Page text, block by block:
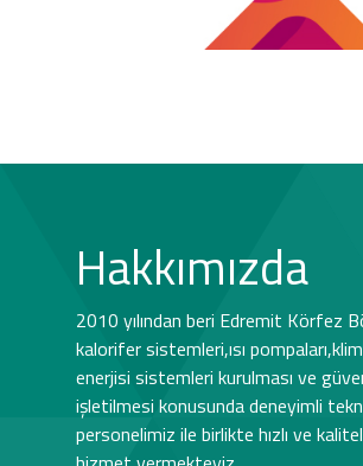
Hakkımızda
2010 yılından beri Edremit Körfez
kalorifer sistemleri,ısı
enerjisi sistemleri kurulması ve
işletilmesi konusunda deneyimli
personelimiz ile birlikte hızlı ve